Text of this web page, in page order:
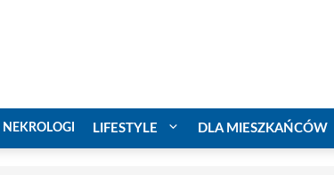
NEKROLOGI LIFESTYLE DLA MIESZKAŃCÓW